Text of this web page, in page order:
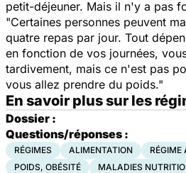
petit-déjeuner. Mais il n'y a pas
"Certaines personnes peuvent
quatre repas par jour. Tout
en fonction de vos journées,
tardivement, mais ce n'est pas
vous allez prendre du poids."
En savoir plus sur les
Dossier :
Questions/réponses :
RÉGIMES ALIMENTATION
RÉGIME
POIDS, OBÉSITÉ
MALADIES